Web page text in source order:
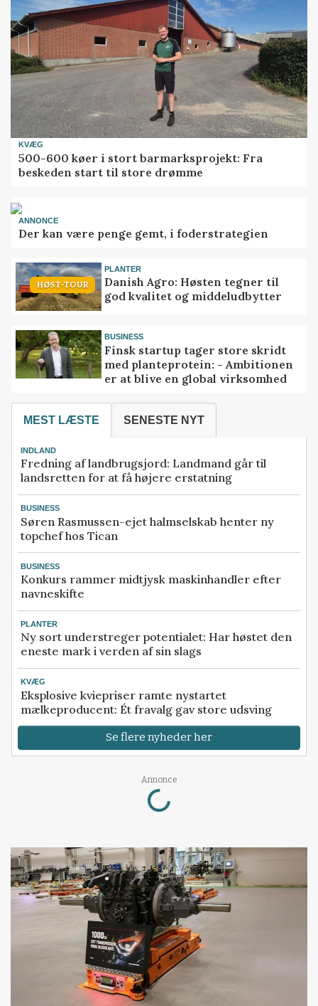
KVÆG
500-600 køer i stort barmarksprojekt: Fra
beskeden start til store drømme
ANNONCE
Der kan være penge gemt, i foderstrategien
HØST-TOUR
PLANTER
Danish Agro: Høsten tegner til
god kvalitet og middeludbytter
BUSINESS
Finsk startup tager store skridt
med planteprotein: - Ambitionen
er at blive en global virksomhed
MEST LÆSTE SENESTE NYT
INDLAND
Fredning af landbrugsjord: Landmand går til
landsretten for at få højere erstatning
BUSINESS
Søren Rasmussen-ejet halmselskab henter ny
topchef hos Tican
BUSINESS
Konkurs rammer midtjysk maskinhandler efter
navneskifte
PLANTER
Ny sort understreger potentialet: Har høstet den
eneste mark i verden af sin slags
KVÆG
Eksplosive kviepriser ramte nystartet
mælkeproducent: Ét fravalg gav store udsving
Se flere nyheder her
Annonce
Loading...